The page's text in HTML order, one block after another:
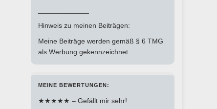
Hinweis zu meinen Beiträgen:
Meine Beiträge werden gemäß § 6 TMG
als Werbung gekennzeichnet.
MEINE BEWERTUNGEN:
★★★★★ – Gefällt mir sehr!